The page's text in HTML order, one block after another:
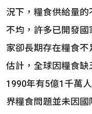
況下，糧食供給量
不均，許多已開發國
家卻長期存在糧食不
估計，全球因糧食
1990年有5億1千萬
界糧食問題並未因